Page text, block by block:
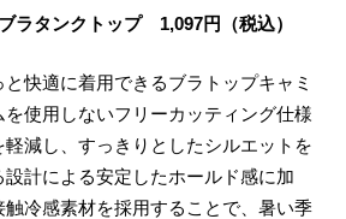
ラタンクトップ 1,097円（税込）
快適に着用できるブラトップキャミ
使用しないフリーカッティング仕様
減し、すっきりとしたシルエットを
計による安定したホールド感に加
触冷感素材を採用することで、暑い季